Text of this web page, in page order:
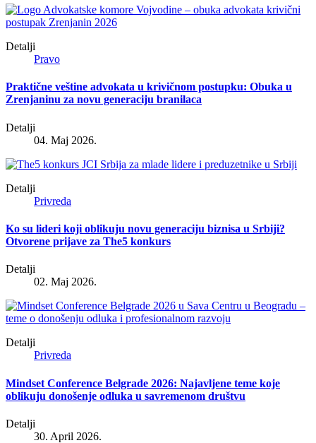
Detalji
Pravo
Praktične veštine advokata u krivičnom postupku: Obuka u
Zrenjaninu za novu generaciju branilaca
Detalji
04. Maj 2026.
Detalji
Privreda
Ko su lideri koji oblikuju novu generaciju biznisa u Srbiji?
Otvorene prijave za The5 konkurs
Detalji
02. Maj 2026.
Detalji
Privreda
Mindset Conference Belgrade 2026: Najavljene teme koje
oblikuju donošenje odluka u savremenom društvu
Detalji
30. April 2026.